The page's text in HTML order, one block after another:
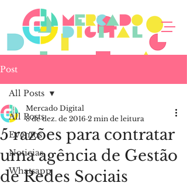
Post
All Posts
Eventos
Noticias
Whatsapp
All Posts
5 razões para contratar
uma agência de Gestão
de Redes Sociais
Mercado Digital
8 de dez. de 2016 2 min de leitura